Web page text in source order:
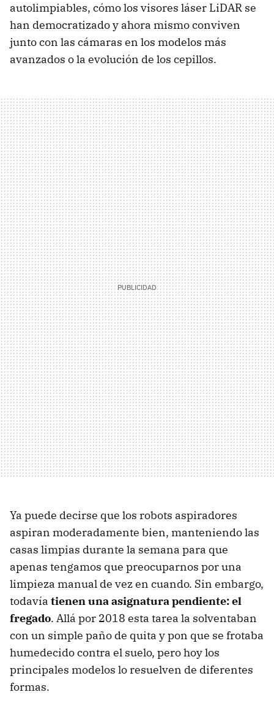
autolimpiables, cómo los visores láser LiDAR se
han democratizado y ahora mismo conviven
junto con las cámaras en los modelos más
avanzados o la evolución de los cepillos.
Ya puede decirse que los robots aspiradores
aspiran moderadamente bien, manteniendo las
casas limpias durante la semana para que
apenas tengamos que preocuparnos por una
limpieza manual de vez en cuando. Sin embargo,
todavía tienen una asignatura pendiente: el
fregado. Allá por 2018 esta tarea la solventaban
con un simple paño de quita y pon que se frotaba
humedecido contra el suelo, pero hoy los
principales modelos lo resuelven de diferentes
formas.